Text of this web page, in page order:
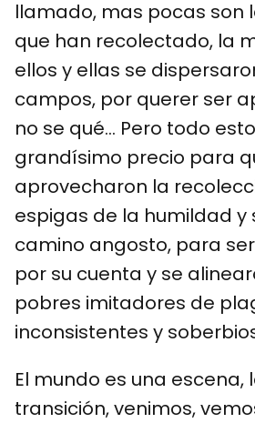
llamado, mas pocas son
que han recolectado, la
ellos y ellas se
campos, por querer ser
no se qué… Pero todo
grandísimo precio para
aprovecharon la
espigas de la humildad y
camino angosto, para
por su cuenta y se
pobres imitadores de
inconsistentes y
El mundo es una escena,
transición, venimos,